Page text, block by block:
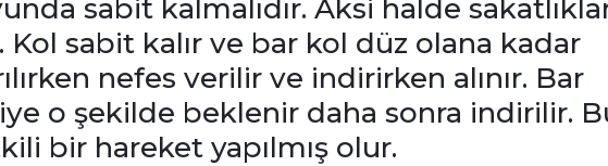
sabit kalmalıdır. Aksi halde
sabit kalır ve bar kol düz olana kadar
nefes verilir ve indirirken alınır. Bar
o şekilde beklenir daha sonra indirilir.
bir hareket yapılmış olur.